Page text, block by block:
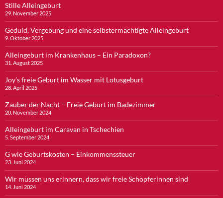
Stille Alleingeburt
29. November 2025
Geduld, Vergebung und eine selbstermächtigte Alleingeburt
9. Oktober 2025
Alleingeburt im Krankenhaus – Ein Paradoxon?
31. August 2025
Joy’s freie Geburt im Wasser mit Lotusgeburt
28. April 2025
Zauber der Nacht – Freie Geburt im Badezimmer
20. November 2024
Alleingeburt im Caravan in Tschechien
5. September 2024
G wie Geburtskosten – Einkommenssteuer
23. Juni 2024
Wir müssen uns erinnern, dass wir freie Schöpferinnen sind
14. Juni 2024